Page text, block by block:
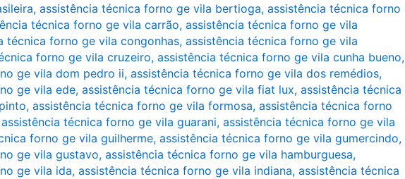
, assistência técnica forno ge vila bertioga, assistência técnica forno
técnica forno ge vila carrão, assistência técnica forno ge vila
técnica forno ge vila congonhas, assistência técnica forno ge vila
forno ge vila cruzeiro, assistência técnica forno ge vila cunha bueno,
ge vila dom pedro ii, assistência técnica forno ge vila dos remédios,
ge vila ede, assistência técnica forno ge vila fiat lux, assistência técnica
, assistência técnica forno ge vila formosa, assistência técnica forno
assistência técnica forno ge vila guarani, assistência técnica forno ge vila
forno ge vila guilherme, assistência técnica forno ge vila gumercindo,
ge vila gustavo, assistência técnica forno ge vila hamburguesa,
ge vila ida, assistência técnica forno ge vila indiana, assistência técnica